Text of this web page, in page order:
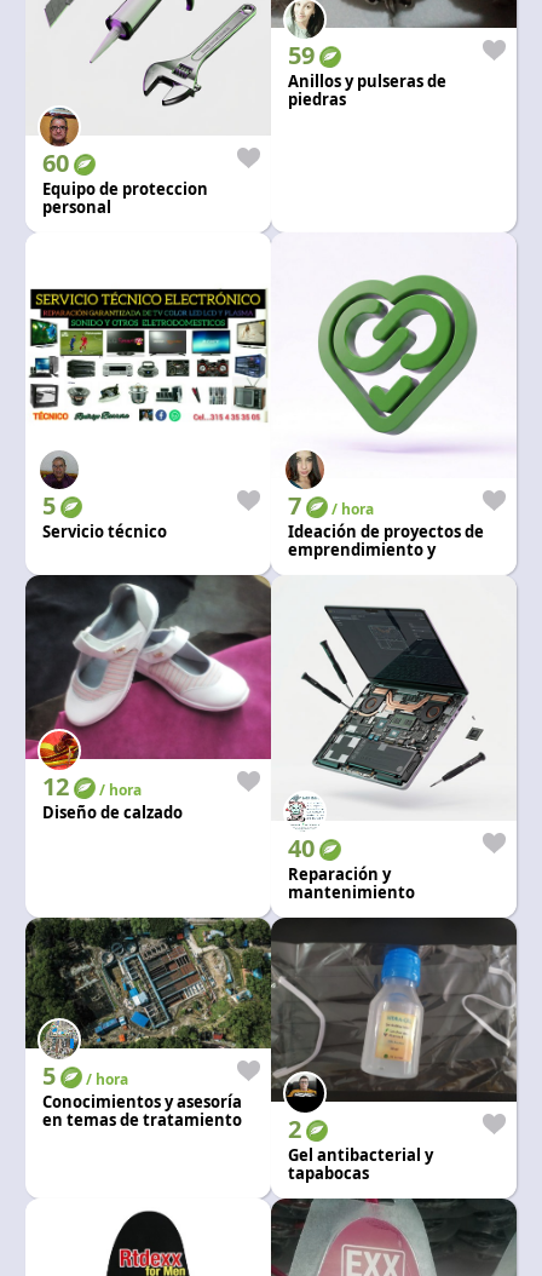
60
Equipo de proteccion
personal
59
Anillos y pulseras de
piedras
5
Servicio técnico
7 / hora
Ideación de proyectos de
emprendimiento y
12 / hora
Diseño de calzado
40
Reparación y
mantenimiento
5 / hora
Conocimientos y asesoría
en temas de tratamiento
2
Gel antibacterial y
tapabocas